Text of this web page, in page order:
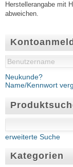
Neukunde?
Name/Kennwort
erweiterte Suche
Kategorien
Herstellerangabe mit
abweichen.